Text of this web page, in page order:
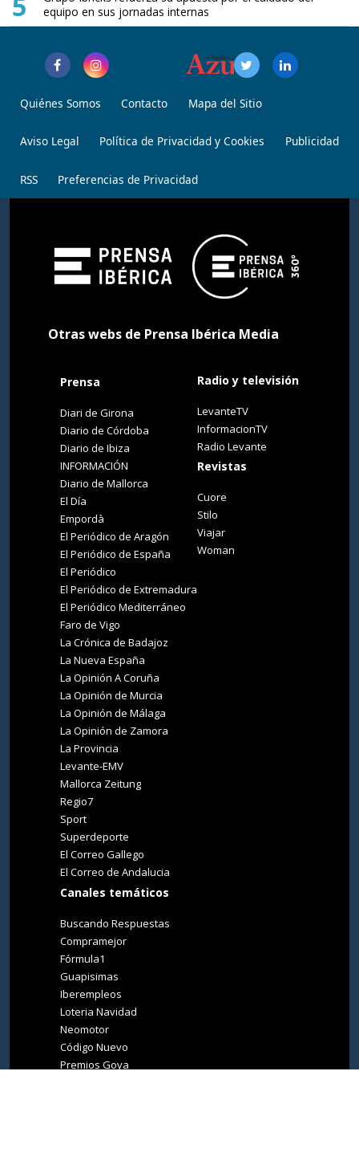
equipo en sus jornadas internas
Quiénes Somos Contacto Mapa del Sitio
Aviso Legal Política de Privacidad y Cookies Publicidad
RSS Preferencias de Privacidad
Otras webs de Prensa Ibérica Media
Prensa
Diari de Girona
Diario de Córdoba
Diario de Ibiza
INFORMACIÓN
Diario de Mallorca
El Día
Empordà
El Periódico de Aragón
El Periódico de España
El Periódico
El Periódico de Extremadura
El Periódico Mediterráneo
Faro de Vigo
La Crónica de Badajoz
La Nueva España
La Opinión A Coruña
La Opinión de Murcia
La Opinión de Málaga
La Opinión de Zamora
La Provincia
Levante-EMV
Mallorca Zeitung
Regio7
Sport
Superdeporte
El Correo Gallego
El Correo de Andalucia
Canales temáticos
Buscando Respuestas
Compramejor
Fórmula1
Guapisimas
Iberempleos
Loteria Navidad
Neomotor
Código Nuevo
Premios Goya
Radio y televisión
LevanteTV
InformacionTV
Radio Levante
Revistas
Cuore
Stilo
Viajar
Woman